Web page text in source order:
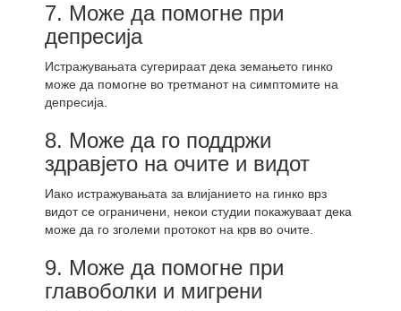
7. Може да помогне при
депресија
Истражувањата сугерираат дека земањето гинко
може да помогне во третманот на симптомите на
депресија.
8. Може да го поддржи
здравјето на очите и видот
Иако истражувањата за влијанието на гинко врз
видот се ограничени, некои студии покажуваат дека
може да го зголеми протокот на крв во очите.
9. Може да помогне при
главоболки и мигрени